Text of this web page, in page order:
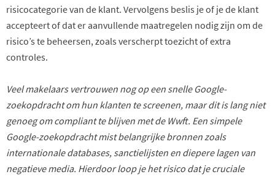
risicocategorie van de klant. Vervolgens beslis je of je de klant
accepteert of dat er aanvullende maatregelen nodig zijn om de
risico’s te beheersen, zoals verscherpt toezicht of extra
controles.
Veel makelaars vertrouwen nog op een snelle Google-
zoekopdracht om hun klanten te screenen, maar dit is lang niet
genoeg om compliant te blijven met de Wwft. Een simpele
Google-zoekopdracht mist belangrijke bronnen zoals
internationale databases, sanctielijsten en diepere lagen van
negatieve media. Hierdoor loop je het risico dat je cruciale